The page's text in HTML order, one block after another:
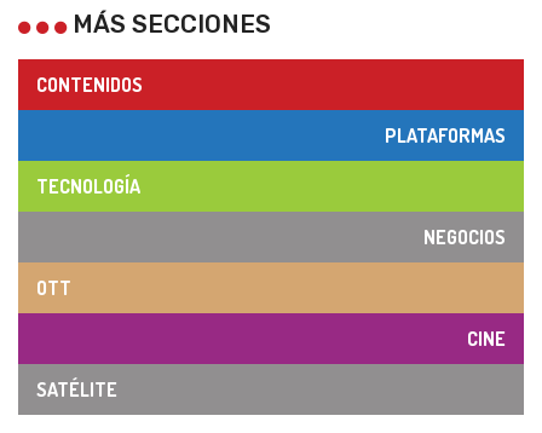
MÁS SECCIONES
CONTENIDOS
PLATAFORMAS
TECNOLOGÍA
NEGOCIOS
OTT
CINE
SATÉLITE